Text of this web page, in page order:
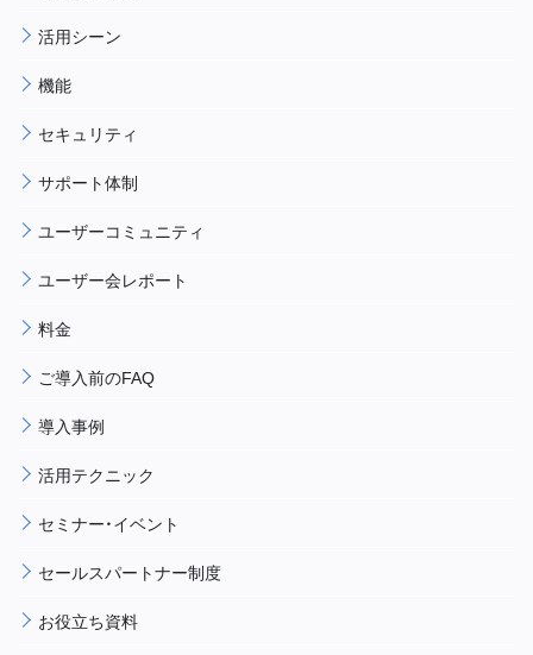
活用シーン
機能
セキュリティ
サポート体制
ユーザーコミュニティ
ユーザー会レポート
料金
ご導入前のFAQ
導入事例
活用テクニック
セミナー・イベント
セールスパートナー制度
お役立ち資料